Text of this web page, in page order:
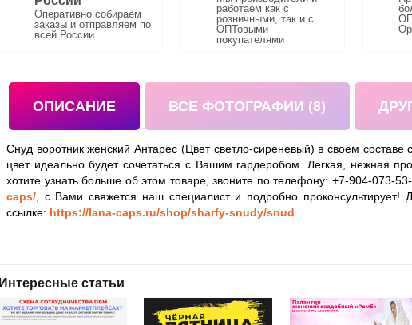
Оперативно собираем
заказы и отправляем по
всей России
работаем как с
розничными, так и с
ОПТовыми
покупателями
ОПИСАНИЕ ВСЕ ФОТОГРАФИИ (8)
Снуд воротник женский Антарес (Цвет светло-сиреневый) в своем
цвет идеально будет сочетаться с Вашим гардеробом. Легкая, нежная
хотите узнать больше об этом товаре, звоните по телефону: +7-904-073-
caps/, с Вами свяжется наш специалист и подробно проконсультирует!
ссылке: https://lana-caps.ru/shop/sharfy-snudy/snud
Интересные статьи